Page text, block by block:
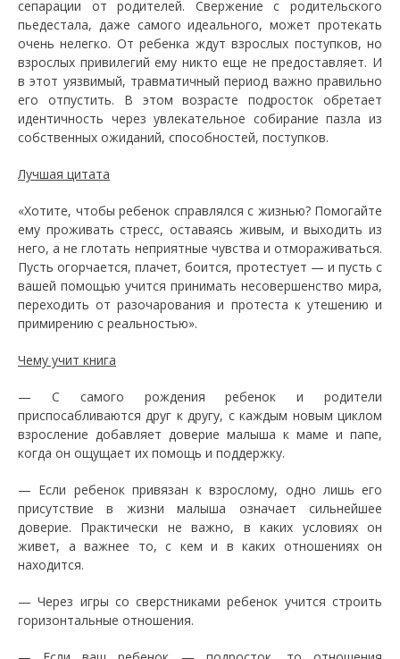
сепарации от родителей. Свержение с родительского
пьедестала, даже самого идеального, может протекать
очень нелегко. От ребенка ждут взрослых поступков, но
взрослых привилегий ему никто еще не предоставляет. И
в этот уязвимый, травматичный период важно правильно
его отпустить. В этом возрасте подросток обретает
идентичность через увлекательное собирание пазла из
собственных ожиданий, способностей, поступков.
Лучшая цитата
«Хотите, чтобы ребенок справлялся с жизнью? Помогайте
ему проживать стресс, оставаясь живым, и выходить из
него, а не глотать неприятные чувства и отмораживаться.
Пусть огорчается, плачет, боится, протестует — и пусть с
вашей помощью учится принимать несовершенство мира,
переходить от разочарования и протеста к утешению и
примирению с реальностью».
Чему учит книга
— С самого рождения ребенок и родители
приспосабливаются друг к другу, с каждым новым циклом
взросление добавляет доверие малыша к маме и папе,
когда он ощущает их помощь и поддержку.
— Если ребенок привязан к взрослому, одно лишь его
присутствие в жизни малыша означает сильнейшее
доверие. Практически не важно, в каких условиях он
живет, а важнее то, с кем и в каких отношениях он
находится.
— Через игры со сверстниками ребенок учится строить
горизонтальные отношения.